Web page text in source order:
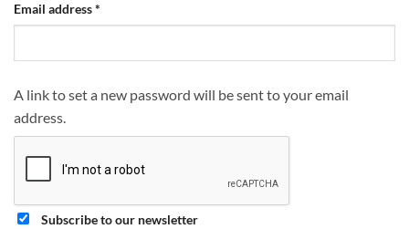
Email address*
A link to set a new password will be sent to your email
address.
Subscribe to our newsletter